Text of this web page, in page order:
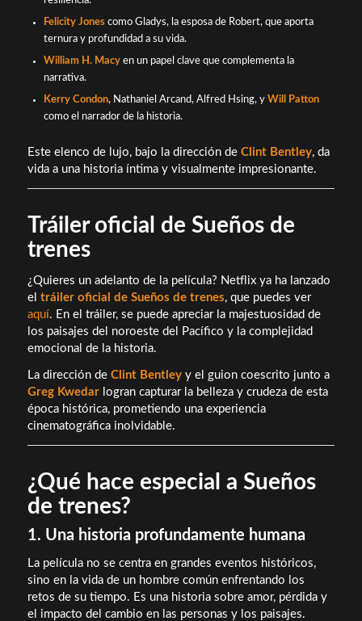
Felicity Jonescomo Gladys, la esposa de Robert, que aporta
ternura y profundidad a su vida.
William H. Macyen un papel clave que complementa la
narrativa.
Kerry Condon, Nathaniel Arcand, Alfred Hsing, y Will Patton
como el narrador de la historia.
Este elenco de lujo, bajo la dirección de Clint Bentley, da
vida a una historia íntima y visualmente impresionante.
Tráiler oficial de Sueños de
trenes
¿Quieres un adelanto de la película? Netflix ya ha lanzado
el tráiler oficial de Sueños de trenes, que puedes ver
aquí. En el tráiler, se puede apreciar la majestuosidad de
los paisajes del noroeste del Pacífico y la complejidad
emocional de la historia.
La dirección de Clint Bentleyy el guion coescrito junto a
Greg Kwedarlogran capturar la belleza y crudeza de esta
época histórica, prometiendo una experiencia
cinematográfica inolvidable.
¿Qué hace especial a Sueños
de trenes?
1. Una historia profundamente humana
La película no se centra en grandes eventos históricos,
sino en la vida de un hombre común enfrentando los
retos de su tiempo. Es una historia sobre amor, pérdida y
el impacto del cambio en las personas y los paisajes.